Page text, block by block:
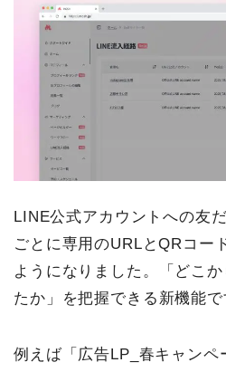
LINE公式アカウントへの友
ごとに専用のURLとQRコー
ようになりました。「どこ
たか」を把握できる新機能で
例えば「広告LP_春キャン